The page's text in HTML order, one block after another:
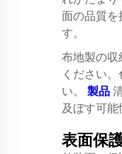
面の品質を
す。
布地製の収
ください
い。 製品
及ぼす可能
表面保